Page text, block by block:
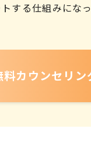
する仕組みになっ
料カウンセリン